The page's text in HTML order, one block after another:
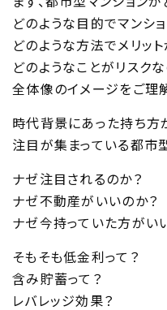
どのような目的でマンシ
どのような方法でメリッ
どのようなことがリスク
全体像のイメージをご理
時代背景にあった持ち方
注目が集まっている都市
ナゼ注目されるのか？
ナゼ不動産がいいのか？
ナゼ今持っていた方がい
そもそも低金利って？
含み貯蓄って？
レバレッジ効果？